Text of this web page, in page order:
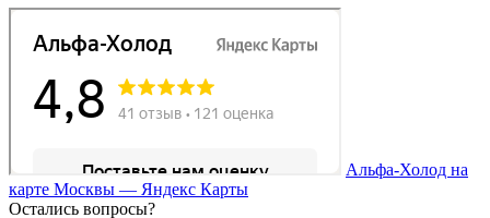
Альфа-Холод на
карте Москвы — Яндекс Карты
Остались вопросы?